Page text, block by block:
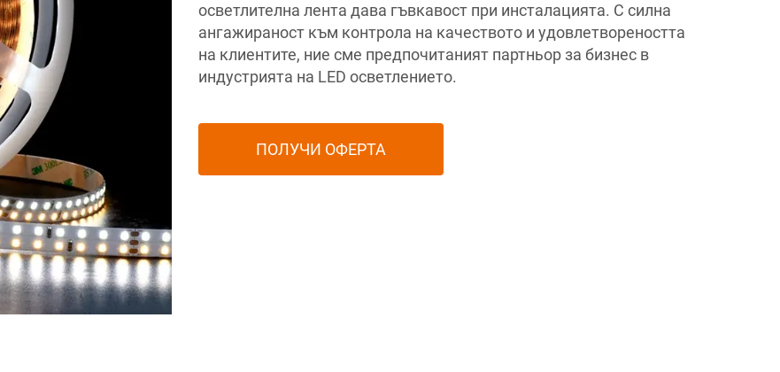
осветлителна лента дава гъвкавост при инсталацията. С силна
ангажираност към контрола на качеството и удовлетвореността
на клиентите, ние сме предпочитаният партньор за бизнес в
индустрията на LED осветлението.
ПОЛУЧИ ОФЕРТА